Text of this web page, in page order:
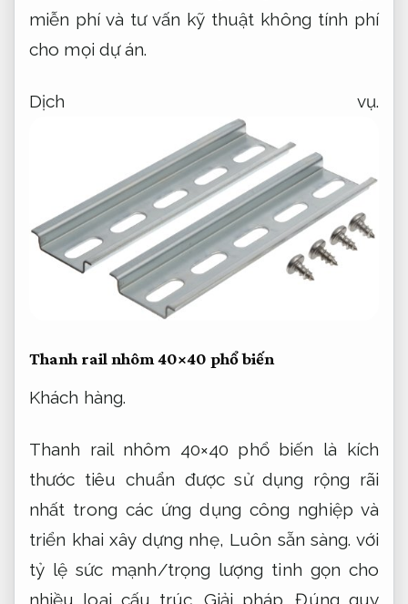
miễn phí và tư vấn kỹ thuật không tính phí
cho mọi dự án.
Dịch vụ.
Thanh rail nhôm 40×40 phổ biến
Khách hàng.
Thanh rail nhôm 40×40 phổ biến là kích
thước tiêu chuẩn được sử dụng rộng rãi
nhất trong các ứng dụng công nghiệp và
triển khai xây dựng nhẹ, Luôn sẵn sàng. với
tỷ lệ sức mạnh/trọng lượng tinh gọn cho
nhiều loại cấu trúc. Giải pháp. Đúng quy